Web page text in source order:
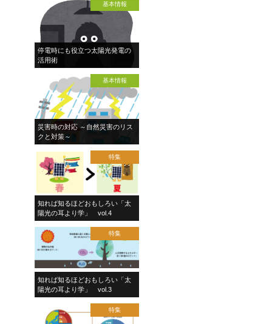
基本情報
停電時にも役立つ太陽光発電の
活用術
基本情報
災害時の対応 ～自然災害のリス
クと対策～
特集
知れば知るほどおもしろい「太
陽光の耳より学」 vol.4
特集
知れば知るほどおもしろい「太
陽光の耳より学」 vol.3
特集